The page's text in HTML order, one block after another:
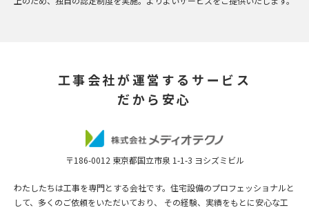
工事会社が運営するサービス
だから安心
〒186-0012 東京都国立市泉 1-1-3 ヨシズミビル
わたしたちは工事を専門とする会社です。住宅設備のプロフェッショナルと
して、多くのご依頼をいただいており、 その経験、実績をもとに安心な工